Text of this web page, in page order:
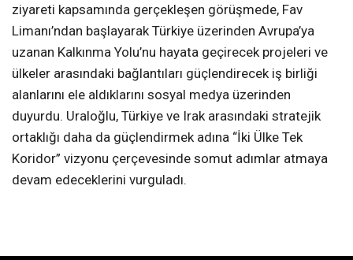
ziyareti kapsamında gerçekleşen görüşmede, Fav
Limanı’ndan başlayarak Türkiye üzerinden Avrupa’ya
uzanan Kalkınma Yolu’nu hayata geçirecek projeleri ve
ülkeler arasındaki bağlantıları güçlendirecek iş birliği
alanlarını ele aldıklarını sosyal medya üzerinden
duyurdu. Uraloğlu, Türkiye ve Irak arasındaki stratejik
ortaklığı daha da güçlendirmek adına “İki Ülke Tek
Koridor” vizyonu çerçevesinde somut adımlar atmaya
devam edeceklerini vurguladı.